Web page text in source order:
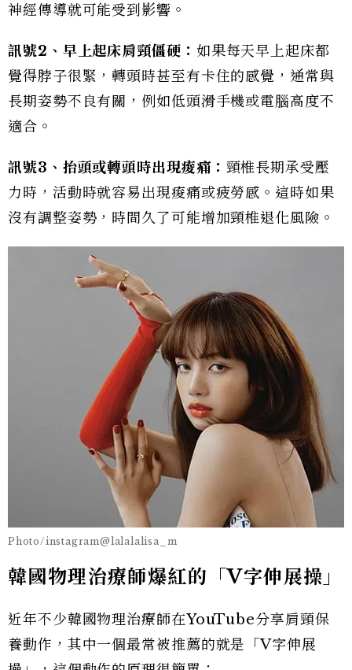
神經傳導就可能受到影響。
訊號2 、早上起床肩頸僵硬： 如果每天早上起床都
覺得脖子很緊，轉頭時甚至有卡住的感覺，通常與
長期姿勢不良有關，例如低頭滑手機或電腦高度不
適合。
訊號3 、抬頭或轉頭時出現痠痛： 頸椎長期承受壓
力時，活動時就容易出現痠痛或疲勞感。這時如果
沒有調整姿勢，時間久了可能增加頸椎退化風險。
Photo/instagram@lalalalisa_m
韓國物理治療師爆紅的「V字伸展操」
近年不少韓國物理治療師在YouTube分享肩頸保
養動作，其中一個最常被推薦的就是「V字伸展